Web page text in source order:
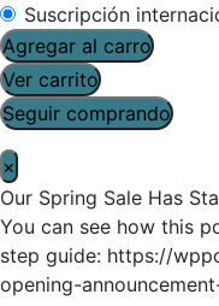
Suscripción
Agregar al carro
Ver carrito
Seguir comprando
×
Our Spring Sale Has
You can see how this
step guide: https://
opening-